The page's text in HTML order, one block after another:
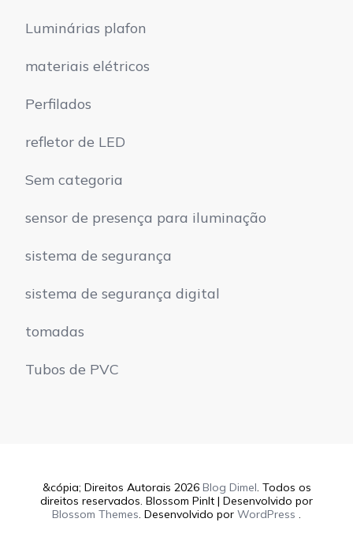
Luminárias plafon
materiais elétricos
Perfilados
refletor de LED
Sem categoria
sensor de presença para iluminação
sistema de segurança
sistema de segurança digital
tomadas
Tubos de PVC
&cópia; Direitos Autorais 2026 Blog Dimel. Todos os
direitos reservados. Blossom PinIt | Desenvolvido por
Blossom Themes. Desenvolvido por WordPress .